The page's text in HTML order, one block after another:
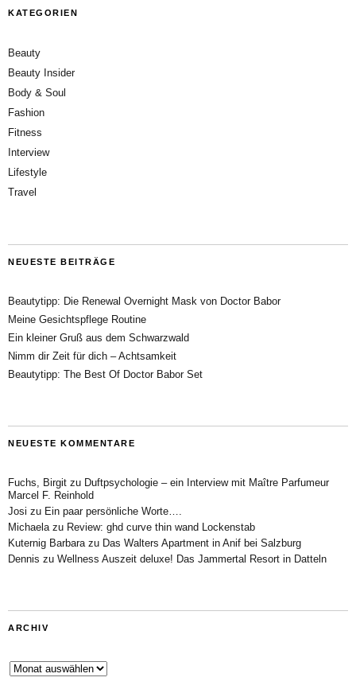
KATEGORIEN
Beauty
Beauty Insider
Body & Soul
Fashion
Fitness
Interview
Lifestyle
Travel
NEUESTE BEITRÄGE
Beautytipp: Die Renewal Overnight Mask von Doctor Babor
Meine Gesichtspflege Routine
Ein kleiner Gruß aus dem Schwarzwald
Nimm dir Zeit für dich – Achtsamkeit
Beautytipp: The Best Of Doctor Babor Set
NEUESTE KOMMENTARE
Fuchs, Birgit zu Duftpsychologie – ein Interview mit Maître Parfumeur
Marcel F. Reinhold
Josi zu Ein paar persönliche Worte….
Michaela zu Review: ghd curve thin wand Lockenstab
Kuternig Barbara zu Das Walters Apartment in Anif bei Salzburg
Dennis zu Wellness Auszeit deluxe! Das Jammertal Resort in Datteln
ARCHIV
Archiv